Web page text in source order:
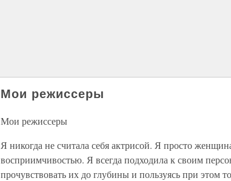
Мои режиссеры
Мои режиссеры
Я никогда не считала себя актрисой. Я просто
восприимчивостью. Я всегда подходила к своим
прочувствовать их до глубины и пользуясь при этом